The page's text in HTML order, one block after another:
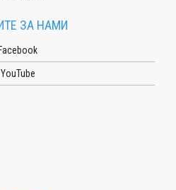
ЗА НАМИ
Facebook
YouTube